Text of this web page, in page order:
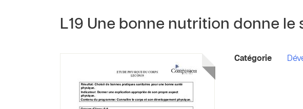
L19 Une bonne nutrition donne le
Catégorie